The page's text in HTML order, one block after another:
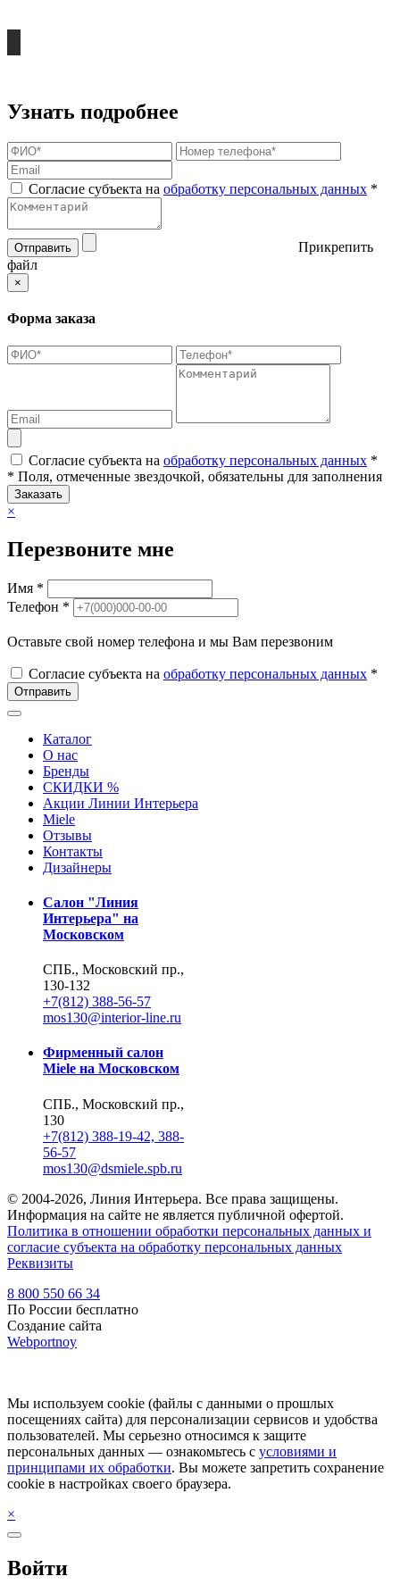
Узнать подробнее
Согласие субъекта на обработку персональных данных *
Отправить
Прикрепить
файл
×
Форма заказа
Согласие субъекта на обработку персональных данных *
* Поля, отмеченные звездочкой, обязательны для заполнения
Заказать
×
Перезвоните мне
Имя *
Телефон *
Оставьте свой номер телефона и мы Вам перезвоним
Согласие субъекта на обработку персональных данных *
Отправить
Каталог
О нас
Бренды
СКИДКИ %
Акции Линии Интерьера
Miele
Отзывы
Контакты
Дизайнеры
Салон "Линия
Интерьера" на
Московском
СПБ., Московский пр.,
130-132
+7(812) 388-56-57
mos130@interior-line.ru
Фирменный салон
Miele на Московском
СПБ., Московский пр.,
130
+7(812) 388-19-42, 388-
56-57
mos130@dsmiele.spb.ru
© 2004-2026, Линия Интерьера. Все права защищены.
Информация на сайте не является публичной офертой.
Политика в отношении обработки персональных данных и
согласие субъекта на обработку персональных данных
Реквизиты
8 800 550 66 34
По России бесплатно
Создание сайта
Webportnoy
Мы используем cookie (файлы с данными о прошлых
посещениях сайта) для персонализации сервисов и удобства
пользователей. Мы серьезно относимся к защите
персональных данных — ознакомьтесь с условиями и
принципами их обработки. Вы можете запретить сохранение
cookie в настройках своего браузера.
×
Войти